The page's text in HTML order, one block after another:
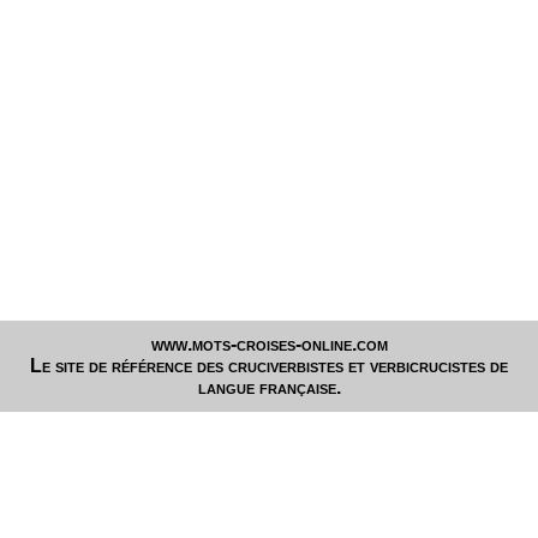
www.mots-croises-online.com
Le site de référence des cruciverbistes et verbicrucistes de
langue française.